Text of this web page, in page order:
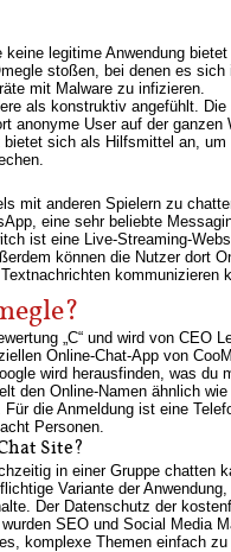
legitime Anwendung
stoßen, bei denen es
mit Malware zu infizieren.
als konstruktiv angefühlt.
anonyme User auf der
sich als Hilfsmittel an,
mit anderen Spielern zu
eine sehr beliebte
ist eine Live-Streaming-
können die Nutzer dort
„C“ und wird von CEO
Online-Chat-App von
wird herausfinden, was
den Online-Namen ähnlich
die Anmeldung ist eine
Personen.
Site?
in einer Gruppe
Variante der
Der Datenschutz der
SEO und Social Media
komplexe Themen einfach